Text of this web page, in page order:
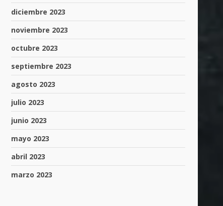
diciembre 2023
noviembre 2023
octubre 2023
septiembre 2023
agosto 2023
julio 2023
junio 2023
mayo 2023
abril 2023
marzo 2023